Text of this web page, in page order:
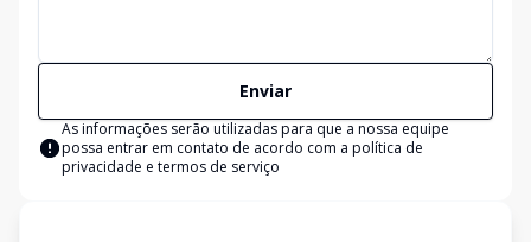
Enviar
As informações serão utilizadas para que a nossa equipe
possa entrar em contato de acordo com a política de
privacidade e termos de serviço